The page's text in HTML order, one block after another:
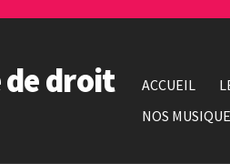
de droit ACCUEIL
NOS